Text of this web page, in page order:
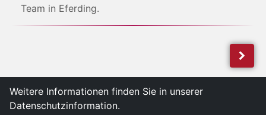
Team in Eferding.
Weitere Informationen finden Sie in unserer
Datenschutzinformation.